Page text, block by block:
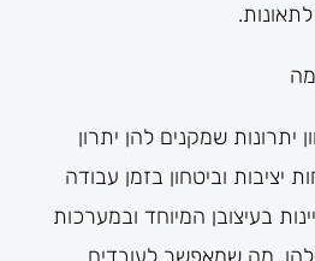
יתרונות שמקנים להן יתרון
יציבות וביטחון בזמן עבודה
בעיצובן המיוחד ובמערכות